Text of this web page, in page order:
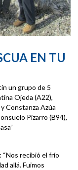
EN TU
un grupo de 5
Ojeda (A22),
Constanza Azúa
Pizarro (B94),
recibió el frío
allá. Fuimos